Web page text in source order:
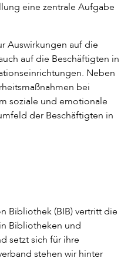
eine zentrale Aufgabe
Auswirkungen auf die
auf die Beschäftigten in
Neben
bei
soziale und emotionale
der Beschäftigten in
Bibliothek (BIB) vertritt die
Bibliotheken und
setzt sich für ihre
stehen wir hinter